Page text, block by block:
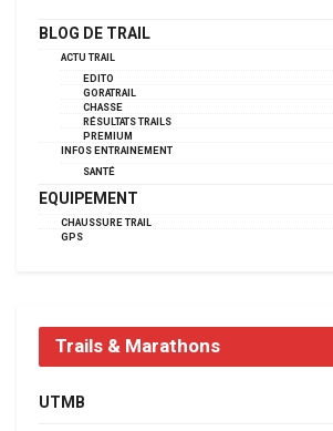
BLOG DE TRAIL
ACTU TRAIL
EDITO
GORATRAIL
CHASSE
RÉSULTATS TRAILS
PREMIUM
INFOS ENTRAINEMENT
SANTÉ
EQUIPEMENT
CHAUSSURE TRAIL
GPS
Trails & Marathons
UTMB